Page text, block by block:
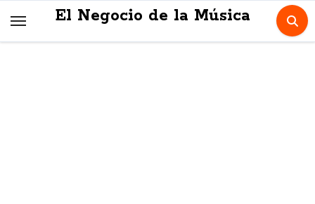
El Negocio de la Música